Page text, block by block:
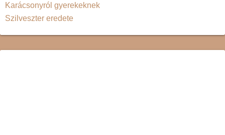
Karácsonyról gyerekeknek
Szilveszter eredete